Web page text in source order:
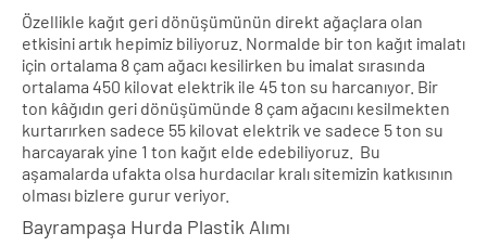
Özellikle kağıt geri dönüşümünün direkt ağaçlara olan
etkisini artık hepimiz biliyoruz. Normalde bir ton kağıt imalatı
için ortalama 8 çam ağacı kesilirken bu imalat sırasında
ortalama 450 kilovat elektrik ile 45 ton su harcanıyor. Bir
ton kâğıdın geri dönüşümünde 8 çam ağacını kesilmekten
kurtarırken sadece 55 kilovat elektrik ve sadece 5 ton su
harcayarak yine 1 ton kağıt elde edebiliyoruz. Bu
aşamalarda ufakta olsa hurdacılar kralı sitemizin katkısının
olması bizlere gurur veriyor.
Bayrampaşa Hurda Plastik Alımı